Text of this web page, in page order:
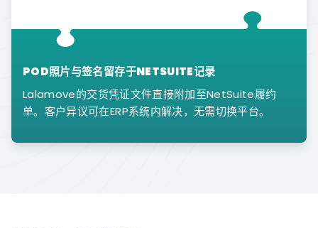
POD照片与签名留存于NETSUITE记录
Lalamove的交货凭证文件直接附加至NetSuite履约
单。客户异议可在ERP系统内解决，无需切换平台。